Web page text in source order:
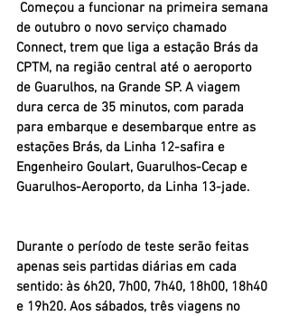
de outubro o novo serviço chamado
Connect, trem que liga a estação Brás da
CPTM, na região central até o aeroporto
de Guarulhos, na Grande SP. A viagem
dura cerca de 35 minutos, com parada
para embarque e desembarque entre as
estações Brás, da Linha 12-safira e
Engenheiro Goulart, Guarulhos-Cecap e
Guarulhos-Aeroporto, da Linha 13-jade.
Durante o período de teste serão feitas
apenas seis partidas diárias em cada
sentido: às 6h20, 7h00, 7h40, 18h00, 18h40
e 19h20. Aos sábados, três viagens no